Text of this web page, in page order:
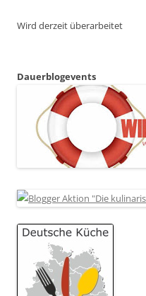
Wird derzeit überarbeitet
Dauerblogevents